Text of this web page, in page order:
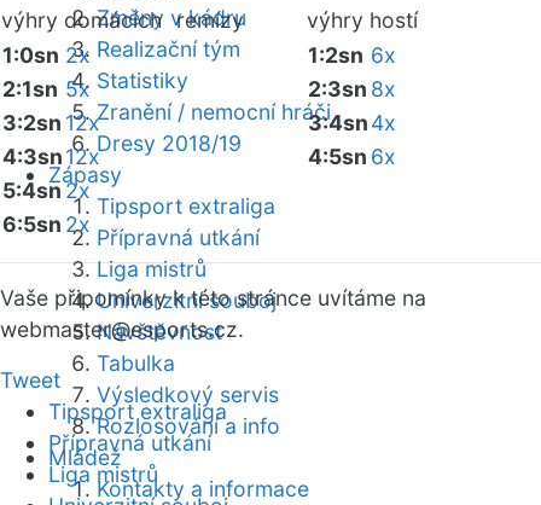
Změny v kádru
Realizační tým
Statistiky
Zranění / nemocní hráči
Dresy 2018/19
Zápasy
Tipsport extraliga
Přípravná utkání
Liga mistrů
Univerzitní souboj
Návštěvnost
Tabulka
Výsledkový servis
Rozlosování a info
Mládež
Kontakty a informace
výhry domácíchremízy výhry hostí
1:0sn 2x
2:1sn 5x
3:2sn 12x
4:3sn12x
5:4sn2x
6:5sn 2x
1:2sn 6x
2:3sn 8x
3:4sn4x
4:5sn 6x
Vaše připomínky k této stránce uvítáme na
webmaster@esports.cz.
Tweet
Tipsport extraliga
Přípravná utkání
Liga mistrů